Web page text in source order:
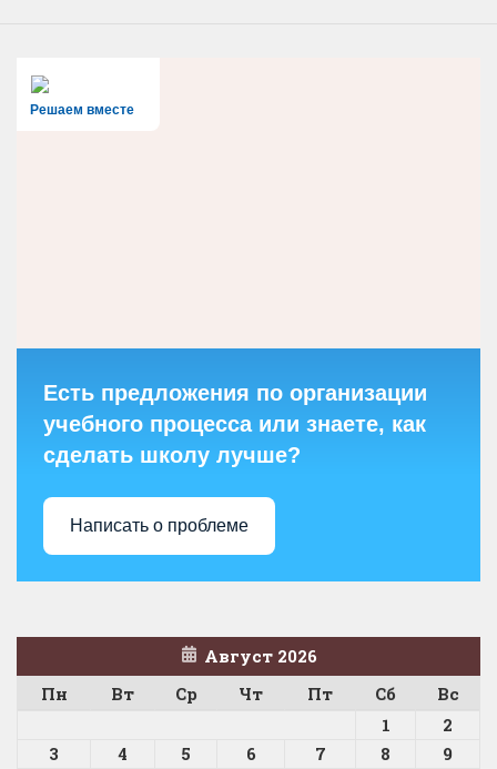
Решаем вместе
Есть предложения по организации
учебного процесса или знаете, как
сделать школу лучше?
Написать о проблеме
Август 2026
Пн
Вт Ср Чт Пт Сб
Вс
1
2
3
4 5 6 7 8
9